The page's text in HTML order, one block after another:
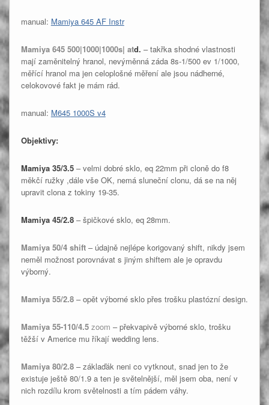
manual: Mamiya 645 AF Instr
Mamiya 645 500|1000|1000s| atd. – takřka shodné vlastnosti
mají zaměnitelný hranol, nevýměnná záda 8s-1/500 ev 1/1000,
měřící hranol ma jen celoplošné měření ale jsou nádherné,
celokovové fakt je mám rád.
manual: M645 1000S v4
Objektivy:
Mamiya 35/3.5– velmi dobré sklo, eq 22mm při cloně do f8
měkčí ružky ,dále vše OK, nemá sluneční clonu, dá se na něj
upravit clona z tokiny 19-35.
Mamiya 45/2.8– špičkové sklo, eq 28mm.
Mamiya 50/4 shift – údajně nejlépe korigovaný shift, nikdy jsem
neměl možnost porovnávat s jiným shiftem ale je opravdu
výborný.
Mamiya 55/2.8– opět výborné sklo přes trošku plastózní design.
Mamiya 55-110/4.5zoom – překvapivě výborné sklo, trošku
těžší v Americe mu říkají wedding lens.
Mamiya 80/2.8– záklaďák neni co vytknout, snad jen to že
existuje ještě 80/1.9 a ten je světelnější, měl jsem oba, není v
nich rozdílu krom světelnosti a tím pádem váhy.